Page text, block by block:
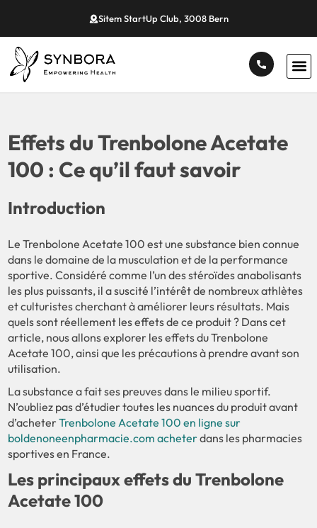
Sitem StartUp Club, 3008 Bern
Effets du Trenbolone Acetate
100 : Ce qu’il faut savoir
Introduction
Le Trenbolone Acetate 100 est une substance bien connue
dans le domaine de la musculation et de la performance
sportive. Considéré comme l’un des stéroïdes anabolisants
les plus puissants, il a suscité l’intérêt de nombreux athlètes
et culturistes cherchant à améliorer leurs résultats. Mais
quels sont réellement les effets de ce produit ? Dans cet
article, nous allons explorer les effets du Trenbolone
Acetate 100, ainsi que les précautions à prendre avant son
utilisation.
La substance a fait ses preuves dans le milieu sportif.
N’oubliez pas d’étudier toutes les nuances du produit avant
d’acheterTrenbolone Acetate 100 en ligne sur
boldenoneenpharmacie.com acheterdans les pharmacies
sportives en France.
Les principaux effets du Trenbolone
Acetate 100